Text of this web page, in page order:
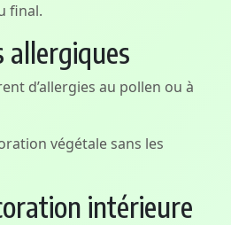
final.
allergiques
d’allergies au pollen ou à
végétale sans les
intérieure